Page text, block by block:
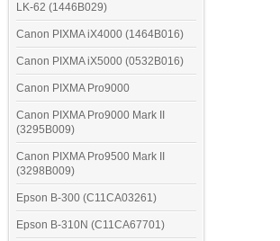
LK-62 (1446B029)
Canon PIXMA iX4000 (1464B016)
Canon PIXMA iX5000 (0532B016)
Canon PIXMA Pro9000
Canon PIXMA Pro9000 Mark II
(3295B009)
Canon PIXMA Pro9500 Mark II
(3298B009)
Epson B-300 (C11CA03261)
Epson B-310N (C11CA67701)